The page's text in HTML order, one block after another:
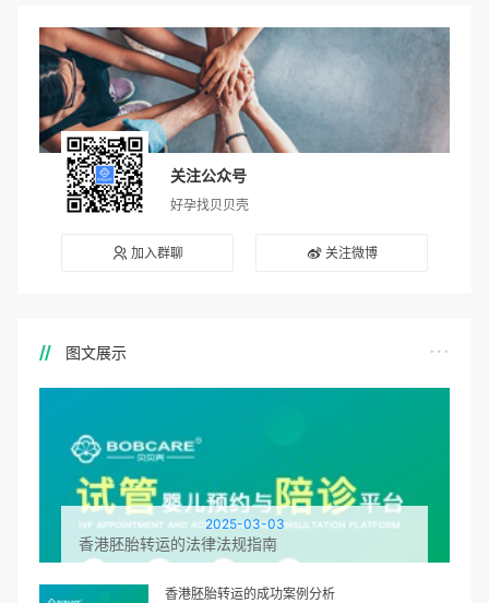
关注公众号
好孕找贝贝壳
加入群聊 关注微博
图文展示
2025-03-03
香港胚胎转运的法律法规指南
香港胚胎转运的成功案例分析